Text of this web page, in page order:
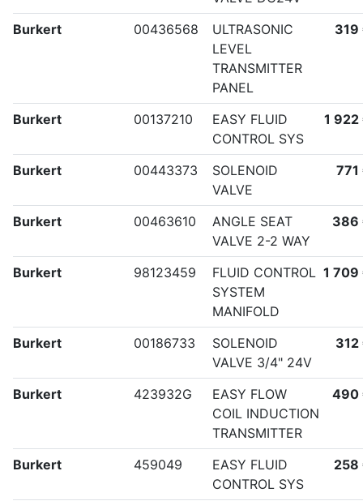
Burkert 00436568
ULTRASONIC
LEVEL
TRANSMITTER
PANEL
319
Burkert 00137210
EASY FLUID
CONTROL SYS
1 922
Burkert 00443373
SOLENOID
VALVE
771
Burkert 00463610
ANGLE SEAT
VALVE 2-2 WAY
386
Burkert 98123459
FLUID CONTROL
SYSTEM
MANIFOLD
1 709
Burkert 00186733
SOLENOID
VALVE 3/4" 24V
312
Burkert 423932G
EASY FLOW
COIL INDUCTION
TRANSMITTER
490
Burkert 459049
EASY FLUID
CONTROL SYS
258